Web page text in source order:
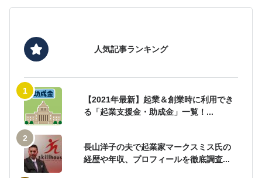
人気記事ランキング
【2021年最新】起業＆創業時に利用でき
る「起業支援金・助成金」一覧！...
長山洋子の夫で起業家マークスミス氏の
経歴や年収、プロフィールを徹底調査...